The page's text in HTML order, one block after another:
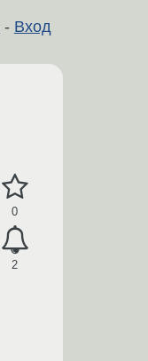
- Вход
0
2